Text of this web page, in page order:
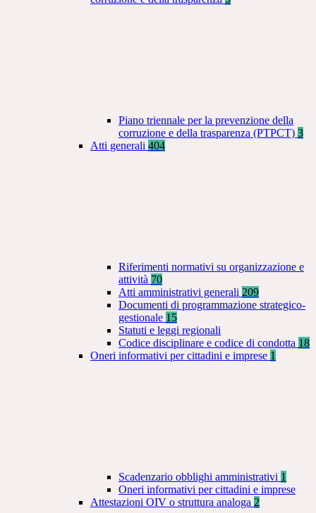
Piano triennale per la prevenzione della
corruzione e della trasparenza (PTPCT) 3
Atti generali 404
Riferimenti normativi su organizzazione e
attività 70
Atti amministrativi generali 209
Documenti di programmazione strategico-
gestionale 15
Statuti e leggi regionali
Codice disciplinare e codice di condotta 18
Oneri informativi per cittadini e imprese 1
Scadenzario obblighi amministrativi 1
Oneri informativi per cittadini e imprese
Attestazioni OIV o struttura analoga 2